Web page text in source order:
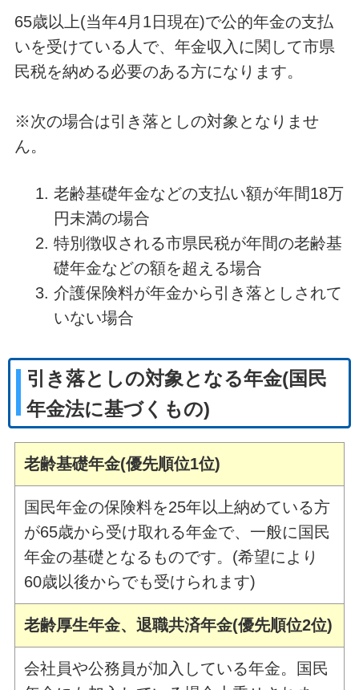
65歳以上(当年4月1日現在)で公的年金の支払
いを受けている人で、年金収入に関して市県
民税を納める必要のある方になります。
※次の場合は引き落としの対象となりませ
ん。
老齢基礎年金などの支払い額が年間18万
円未満の場合
特別徴収される市県民税が年間の老齢基
礎年金などの額を超える場合
介護保険料が年金から引き落としされて
いない場合
引き落としの対象となる年金(国民
年金法に基づくもの)
老齢基礎年金(優先順位1位)
国民年金の保険料を25年以上納めている方
が65歳から受け取れる年金で、一般に国民
年金の基礎となるものです。(希望により
60歳以後からでも受けられます)
老齢厚生年金、退職共済年金(優先順位2位)
会社員や公務員が加入している年金。国民